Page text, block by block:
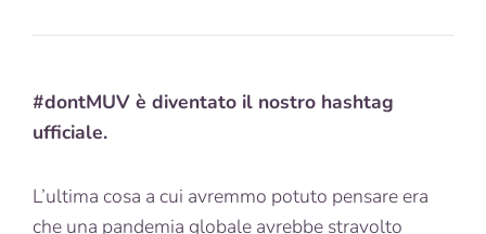
#dontMUV è diventato il nostro hashtag
ufficiale.
L’ultima cosa a cui avremmo potuto pensare era
che una pandemia globale avrebbe stravolto